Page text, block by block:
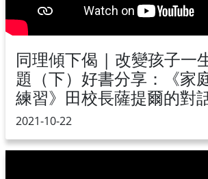
同理傾下偈 | 改變孩子一
題（下）好書分享：《家
練習》田校長薩提爾的對
2021-10-22